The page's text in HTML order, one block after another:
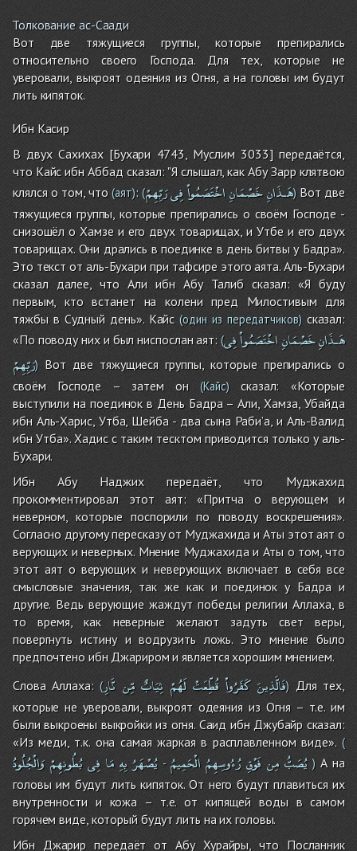
Толкование ас-Саади
Вот две тяжущиеся группы, которые препирались
относительно своего Господа. Для тех, которые не
уверовали, выкроят одеяния из Огня, а на головы им будут
лить кипяток.
Ибн Касир
В двух Сахихах [Бухари 4743, Муслим 3033] передаётся,
что Кайс ибн Аббад сказал: "Я слышал, как Абу Зарр клятвою
клялся о том, что(аят):( هَـذَانِخَصْمَانِاخْتَصَمُواْفِىرَبِّهِمْ )Вот две
тяжущиеся группы, которые препирались о своём Господе -
снизошёл о Хамзе и его двух товарищах, и Утбе и его двух
товарищах. Они дрались в поединке в день битвы у Бадра».
Это текст от аль-Бухари при тафсире этого аята. Аль-Бухари
сказал далее, что Али ибн Абу Талиб сказал: «Я буду
первым, кто встанет на колени пред Милостивым для
тяжбы в Судный день». Кайс (один из передатчиков)сказал:
«По поводу них и был ниспослан аят: ( هَـذَانِخَصْمَانِاخْتَصَمُواْفِى
رَبِّهِمْ)Вот две тяжущиеся группы, которые препирались о
своём Господе – затем он(Кайс)сказал: «Которые
выступили на поединок в День Бадра – Али, Хамза, Убайда
ибн Аль-Харис, Утба, Шейба - два сына Раби’а, и Аль-Валид
ибн Утба». Хадис с таким тесктом приводится только у аль-
Бухари.
Ибн Абу Наджих передаёт, что Муджахид
прокомментировал этот аят: «Притча о верующем и
неверном, которые поспорили по поводу воскрешения».
Согласно другому пересказу от Муджахида и Аты этот аят о
верующих и неверных. Мнение Муджахида и Аты о том, что
этот аят о верующих и неверующих включает в себя все
смысловые значения, так же как и поединок у Бадра и
другие. Ведь верующие жаждут победы религии Аллаха, в
то время, как неверные желают задуть свет веры,
повергнуть истину и водрузить ложь. Это мнение было
предпочтено ибн Джариром и является хорошим мнением.
Слова Аллаха:( فَالَّذِينَ كَفَرُواْ قُطِّعَتْ لَهُمْ ثِيَابٌ مِّن نَّارِ ) Для тех,
которые не уверовали, выкроят одеяния из Огня – т.е. им
были выкроены выкройки из огня. Саид ибн Джубайр сказал:
«Из меди, т.к. она самая жаркая в расплавленном виде». (
يُصَبُّ مِن فَوْقِ رُءُوسِهِمُالْحَمِيمُ - يُصْهَرُبِهِ مَا فِىبُطُونِهِمْ وَالْجُلُودُ ) А на
головы им будут лить кипяток. От него будут плавиться их
внутренности и кожа – т.е. от кипящей воды в самом
горячем виде, который будут лить на их головы.
Ибн Джарир передаёт от Абу Хурайры, что Посланник